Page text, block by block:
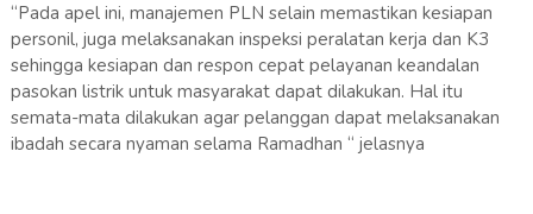
“Pada apel ini, manajemen PLN selain memastikan kesiapan
personil, juga melaksanakan inspeksi peralatan kerja dan K3
sehingga kesiapan dan respon cepat pelayanan keandalan
pasokan listrik untuk masyarakat dapat dilakukan. Hal itu
semata-mata dilakukan agar pelanggan dapat melaksanakan
ibadah secara nyaman selama Ramadhan “ jelasnya